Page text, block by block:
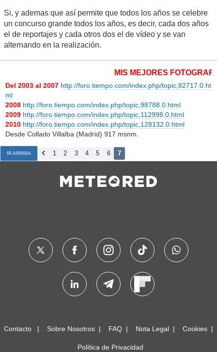
Si, y ademas que así permite que todos los años se celebre
un concurso grande todos los años, es decir, cada dos años
el de reportajes y cada otros dos el de vídeo y se van
alternando en la realización.
MIS MEJORES
Del 2003 al 2007 http://foro.tiempo.com/index.php/topic,82717.0.ht
ml
2008 http://foro.tiempo.com/index.php/topic,98788.0.html
2009 http://foro.tiempo.com/index.php/topic,112998.0.html
2010 http://foro.tiempo.com/index.php/topic,128132.0.html
Desde Collado Villalba (Madrid) 917 msnm.
IR ARRIBA 1 2 3 4 5 6 7
Contacto Sobre Nosotros FAQ Nota Legal Cookies
Política de Privacidad